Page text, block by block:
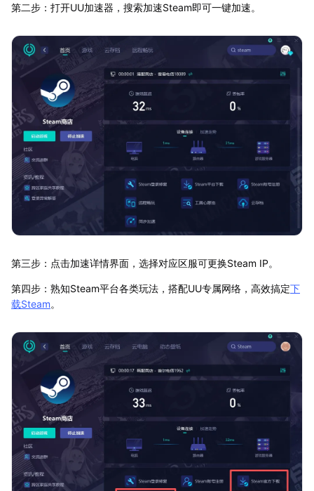
第二步：打开UU加速器，搜索加速Steam即可一键加速。
第三步：点击加速详情界面，选择对应区服可更换Steam IP。
第四步：熟知Steam平台各类玩法，搭配UU专属网络，高效搞定下
载Steam。